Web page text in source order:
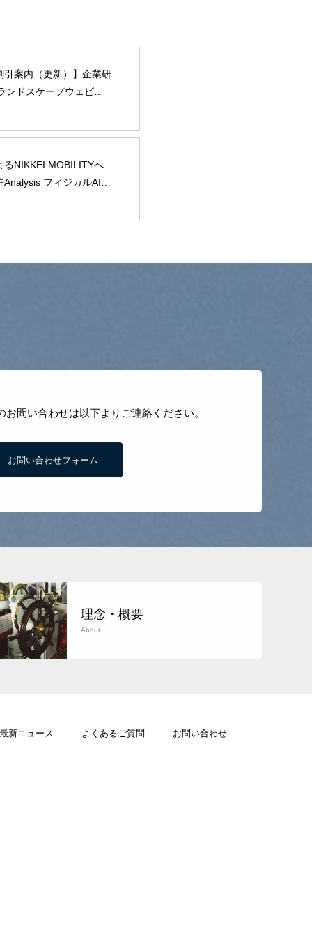
引案内（更新）】企業研
ンドスケープウェビナ
るNIKKEI MOBILITYへ
フィジカルAI）
問い合わせは以下よりご連絡ください。
お問い合わせフォーム
理念・概要
About
新ニュース よくあるご質問 お問い合わせ